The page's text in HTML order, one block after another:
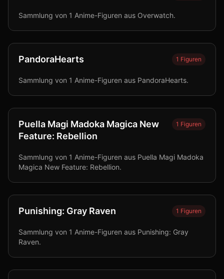
Sammlung von 1 Anime-Figuren aus Overwatch.
PandoraHearts 1 Figuren
Sammlung von 1 Anime-Figuren aus PandoraHearts.
Puella Magi Madoka Magica New
Feature: Rebellion
1 Figuren
Sammlung von 1 Anime-Figuren aus Puella Magi Madoka
Magica New Feature: Rebellion.
Punishing: Gray Raven 1 Figuren
Sammlung von 1 Anime-Figuren aus Punishing: Gray
Raven.